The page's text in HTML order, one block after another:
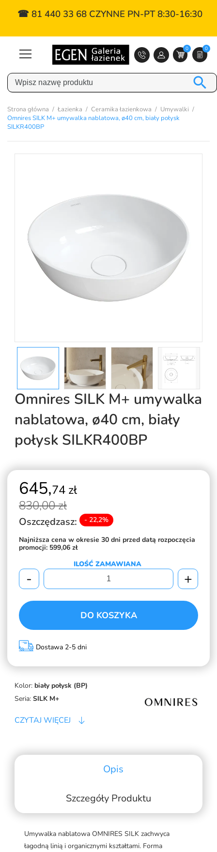
☎ 81 440 33 68 CZYNNE PN-PT 8:30-16:30
0 0

Strona główna Łazienka Ceramika łazienkowa
Umywalki
Omnires SILK M+ umywalka nablatowa, ø40 cm, biały połysk
SILKR400BP
Omnires SILK M+ umywalka
nablatowa, ø40 cm, biały
połysk SILKR400BP
Kolor: biały połysk (BP)
Seria: SILK M+
CZYTAJ WIĘCEJ
645,74 zł
830,00 zł
Oszczędzasz: - 22,2%
Najniższa cena w okresie 30 dni przed datą rozpoczęcia
promocji: 599,06 zł
ILOŚĆ ZAMAWIANA
- +
DO KOSZYKA
Dostawa 2-5 dni
Opis
Szczegóły Produktu
Umywalka nablatowa OMNIRES SILK zachwyca
łagodną linią i organicznymi kształtami. Forma